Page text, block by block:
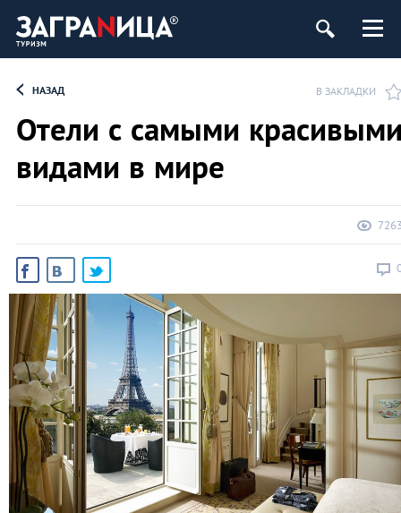
НАЗАД В ЗАКЛАДКИ
Отели с самыми
видами в мире